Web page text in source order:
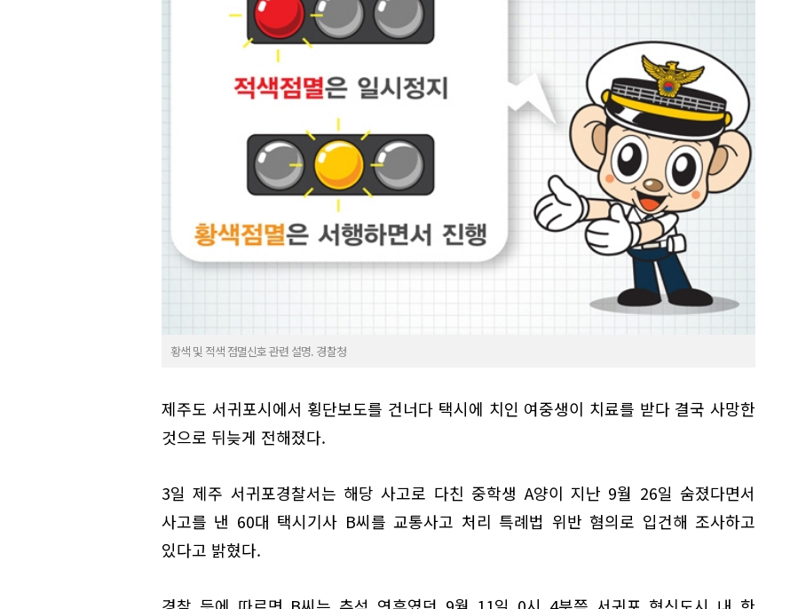
황색 및 적색 점멸신호 관련 설명. 경찰청
제주도 서귀포시에서 횡단보도를 건너다 택시에 치인 여중생이 치료를 받다 결국 사망한
것으로 뒤늦게 전해졌다.
3일 제주 서귀포경찰서는 해당 사고로 다친 중학생 A양이 지난 9월 26일 숨졌다면서
사고를 낸 60대 택시기사 B씨를 교통사고 처리 특례법 위반 혐의로 입건해 조사하고
있다고 밝혔다.